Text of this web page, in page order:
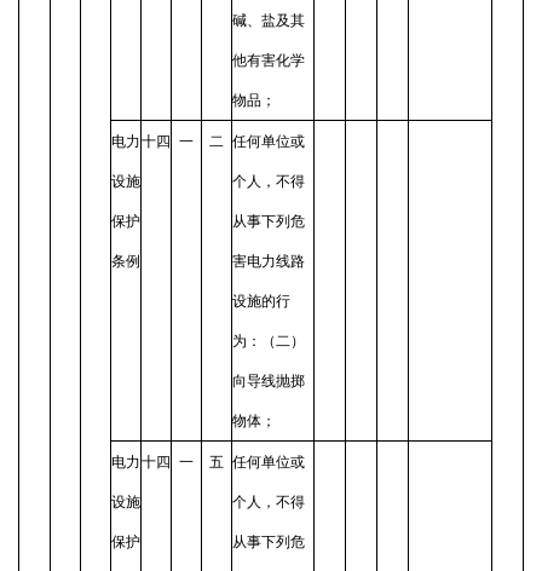
碱、盐及其
他有害化学
物品；
电力
设施
保护
条例
十四 一 二 任何单位或
个人，不得
从事下列危
害电力线路
设施的行
为：（二）
向导线抛掷
物体；
电力
设施
保护
十四 一 五 任何单位或
个人，不得
从事下列危